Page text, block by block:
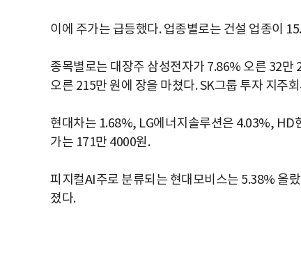
이에 주가는 급등했다. 업종별로는 건설 업종이
종목별로는 대장주 삼성전자가 7.86% 오른 32
오른 215만 원에 장을 마쳤다. SK그룹 투자 지주
현대차는 1.68%, LG에너지솔루션은 4.03%, HD
가는 171만 4000원.
피지컬AI주로 분류되는 현대모비스는 5.38% 올
졌다.